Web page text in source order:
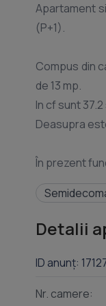
Apartament
(P+1).
Compus din
de 13 mp.
In cf sunt
Deasupra
În prezent
Imobilul
datorită
Finisaje
Cf liber de
Detalii
ID anunț:
Nr. camere: